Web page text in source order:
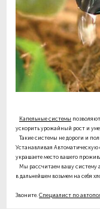
Капельные системы
ускорить урожайный рост и
Такие системы не дороги и
Устанавливая Автоматическую
украшаете место вашего
Мы рассчитаем вашу систему
в дальнейшем возьмем на себя
Звоните. Специалист по